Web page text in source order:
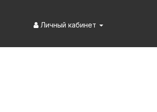
Личный кабинет